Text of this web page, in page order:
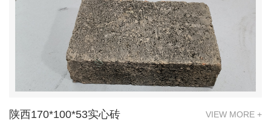
陕西170*100*53实心砖 VIEW MORE +